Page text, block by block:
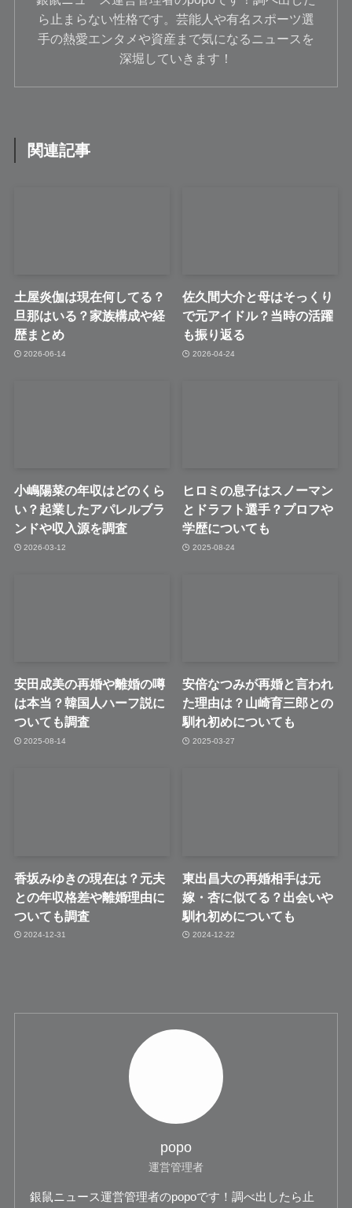
ら止まらない性格です。芸能人や有名スポーツ選
手の熱愛エンタメや資産まで気になるニュースを
深堀していきます！
関連記事
土屋炎伽は現在何してる？
旦那はいる？家族構成や経
歴まとめ
2026-06-14
佐久間大介と母はそっくり
で元アイドル？当時の活躍
も振り返る
2026-04-24
小嶋陽菜の年収はどのくら
い？起業したアパレルブラ
ンドや収入源を調査
2026-03-12
ヒロミの息子はスノーマン
とドラフト選手？プロフや
学歴についても
2025-08-24
安田成美の再婚や離婚の噂
は本当？韓国人ハーフ説に
ついても調査
2025-08-14
安倍なつみが再婚と言われ
た理由は？山崎育三郎との
馴れ初めについても
2025-03-27
香坂みゆきの現在は？元夫
との年収格差や離婚理由に
ついても調査
2024-12-31
東出昌大の再婚相手は元
嫁・杏に似てる？出会いや
馴れ初めについても
2024-12-22
popo
運営管理者
銀鼠ニュース運営管理者のpopoです！調べ出したら止